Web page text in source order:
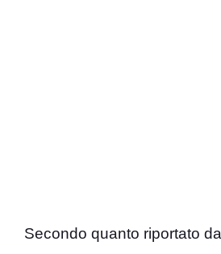
Secondo quanto riportato